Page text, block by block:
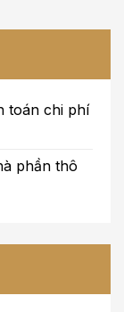
toán chi phí
phần thô